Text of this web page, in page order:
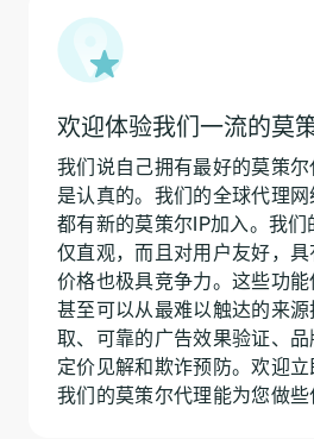
欢迎体验我们一流的莫
我们说自己拥有最好的莫策尔
是认真的。我们的全球代理
都有新的莫策尔IP加入。我
仅直观，而且对用户友好，具
价格也极具竞争力。这些功
甚至可以从最难以触达的来
取、可靠的广告效果验证、
定价见解和欺诈预防。欢迎
我们的莫策尔代理能为您做些